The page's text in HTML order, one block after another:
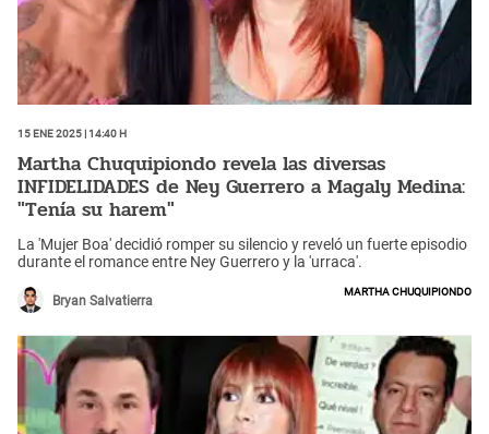
15 Ene 2025 | 14:40 h
Martha Chuquipiondo revela las diversas
INFIDELIDADES de Ney Guerrero a Magaly Medina:
"Tenía su harem"
La 'Mujer Boa' decidió romper su silencio y reveló un fuerte episodio
durante el romance entre Ney Guerrero y la 'urraca'.
Bryan Salvatierra
Martha Chuquipiondo